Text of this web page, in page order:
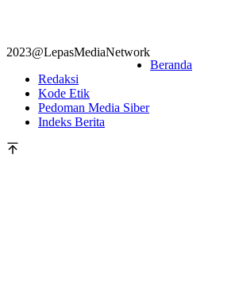
2023@LepasMediaNetwork
Beranda
Redaksi
Kode Etik
Pedoman Media Siber
Indeks Berita